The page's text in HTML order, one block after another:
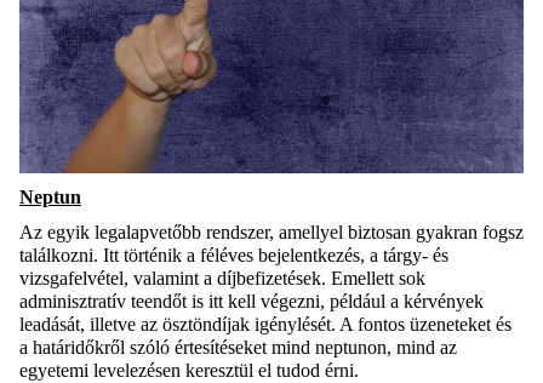
Neptun
Az egyik legalapvetőbb rendszer, amellyel biztosan gyakran fogsz
találkozni. Itt történik a féléves bejelentkezés, a tárgy- és
vizsgafelvétel, valamint a díjbefizetések. Emellett sok
adminisztratív teendőt is itt kell végezni, például a kérvények
leadását, illetve az ösztöndíjak igénylését. A fontos üzeneteket és
a határidőkről szóló értesítéseket mind neptunon, mind az
egyetemi levelezésen keresztül el tudod érni.